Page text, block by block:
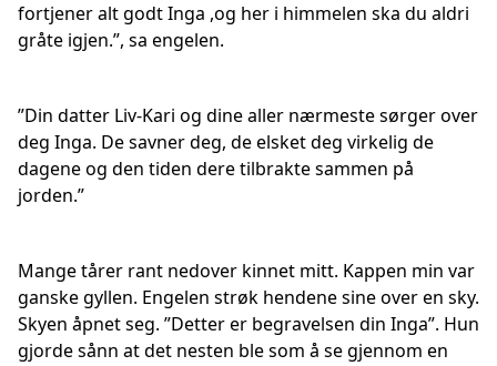
fortjener alt godt Inga ,og her i himmelen ska du aldri
gråte igjen.”, sa engelen.
”Din datter Liv-Kari og dine aller nærmeste sørger over
deg Inga. De savner deg, de elsket deg virkelig de
dagene og den tiden dere tilbrakte sammen på
jorden.”
Mange tårer rant nedover kinnet mitt. Kappen min var
ganske gyllen. Engelen strøk hendene sine over en sky.
Skyen åpnet seg. ”Detter er begravelsen din Inga”. Hun
gjorde sånn at det nesten ble som å se gjennom en